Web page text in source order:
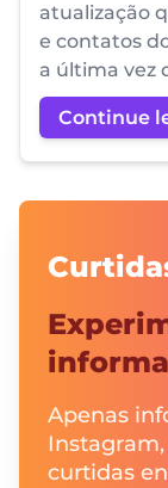
atualização
e contatos
a última vez
Continue
Apenas
curtidas